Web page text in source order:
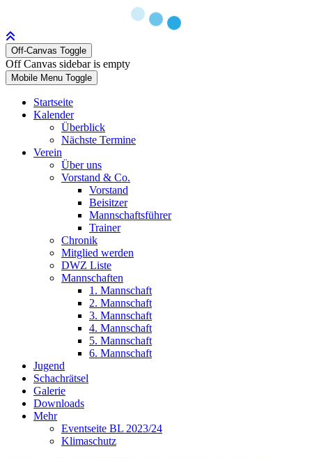
Off-Canvas Toggle
Off Canvas sidebar is empty
Mobile Menu Toggle
Startseite
Kalender
Überblick
Nächste Termine
Verein
Über uns
Vorstand & Co.
Vorstand
Beisitzer
Mannschaftsführer
Trainer
Chronik
Mitglied werden
DWZ Liste
Mannschaften
1. Mannschaft
2. Mannschaft
3. Mannschaft
4. Mannschaft
5. Mannschaft
6. Mannschaft
Jugend
Schachrätsel
Galerie
Downloads
Mehr
Eventseite BL 2023/24
Klimaschutz